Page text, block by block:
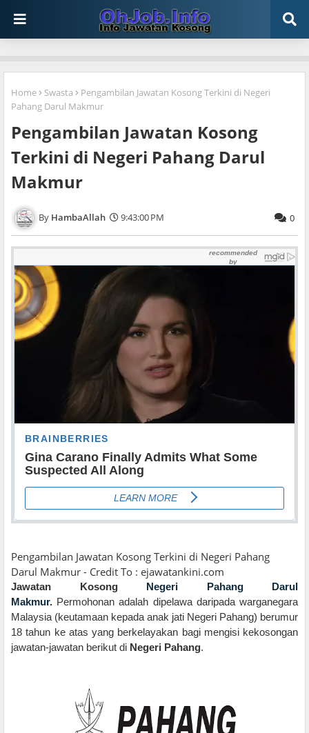
Home Swasta
Pengambilan Jawatan Kosong Terkini di Negeri
Pahang Darul Makmur
Pengambilan Jawatan Kosong
Terkini di Negeri Pahang Darul
Makmur
HambaAllah 9:43:00 PM 0
Pengambilan Jawatan Kosong Terkini di Negeri Pahang
Darul Makmur - Credit To : ejawatankini.com
Jawatan Kosong Negeri Pahang Darul
Makmur. Permohonan adalah dipelawa daripada warganegara
Malaysia (keutamaan kepada anak jati Negeri Pahang) berumur
18 tahun ke atas yang berkelayakan bagi mengisi kekosongan
jawatan-jawatan berikut di Negeri Pahang.